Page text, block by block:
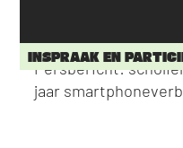
INSPRAAK EN
Persbericht:
jaar